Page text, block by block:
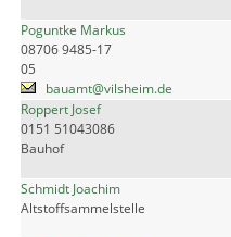
Poguntke Markus
08706 9485-17
05
bauamt@vilsheim.de
Roppert Josef
0151 51043086
Bauhof
Schmidt Joachim
Altstoffsammelstelle